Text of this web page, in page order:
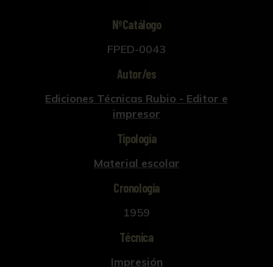
NºCatálogo
FPED-0043
Autor/es
Ediciones Técnicas Rubio - Editor e
impresor
Tipología
Material escolar
Cronología
1959
Técnica
Impresión